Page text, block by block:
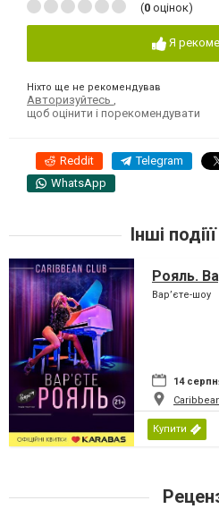
(0 оцінок)
Я
Ніхто ще не рекомендував
Авторизуйтесь ,
щоб оцінити і порекомендувати
Reddit Telegram
WhatsApp
Інші
Рояль.
Вар’єте-шоу
14
Купити